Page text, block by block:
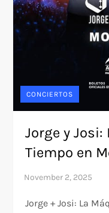
CONCIERTOS
Jorge y Josi:
Tiempo en
Jorge + Josi: La